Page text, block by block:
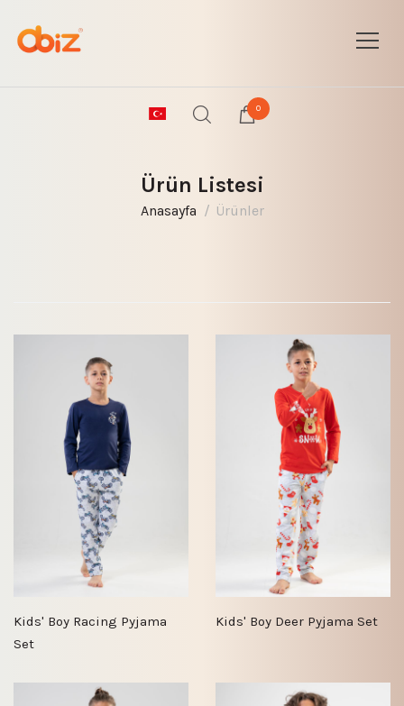
0
Ürün Listesi
Anasayfa Ürünler
Kids' Boy Racing Pyjama
Set
Kids' Boy Deer Pyjama Set